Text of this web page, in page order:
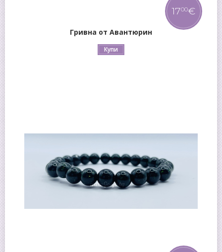
Гривна от Авантюрин
1700€
Купи